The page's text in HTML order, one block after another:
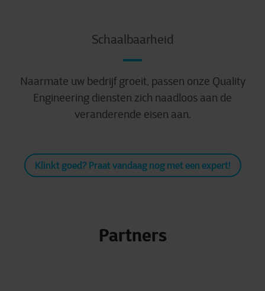
Schaalbaarheid
Naarmate uw bedrijf groeit, passen onze Quality
Engineering diensten zich naadloos aan de
veranderende eisen aan.
Klinkt goed? Praat vandaag nog met een expert!
Partners